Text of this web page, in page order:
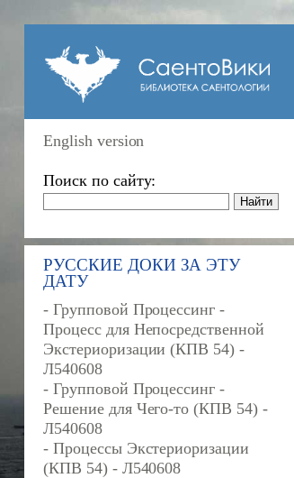
English version
Поиск по сайту:
РУССКИЕ ДОКИ ЗА ЭТУ
ДАТУ
- Групповой Процессинг -
Процесс для Непосредственной
Экстериоризации (КПВ 54) -
Л540608
- Групповой Процессинг -
Решение для Чего-то (КПВ 54) -
Л540608
- Процессы Экстериоризации
(КПВ 54) - Л540608